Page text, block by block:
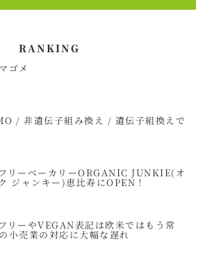
RANKING
ゴメ
/ 非遺伝子組み換え / 遺伝子組換えで
リーベーカリーORGANIC JUNKIE(オ
ジャンキー)恵比寿にOPEN！
リーやVEGAN表記は欧米ではもう常
小売業の対応に大幅な遅れ